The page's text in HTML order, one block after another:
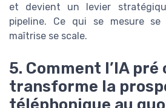
et devient un levier
pipeline. Ce qui se mesure
maîtrise se scale.
5. Comment l’IA pré
transforme la
téléphonique au